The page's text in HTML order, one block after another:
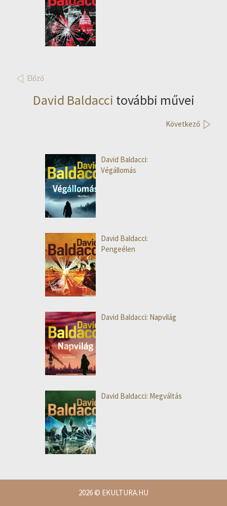
Előző
David Baldacci további művei
Következő
David Baldacci:
Végállomás
David Baldacci:
Pengeélen
David Baldacci: Napvilág
David Baldacci: Megváltás
2026© EKULTURA.HU